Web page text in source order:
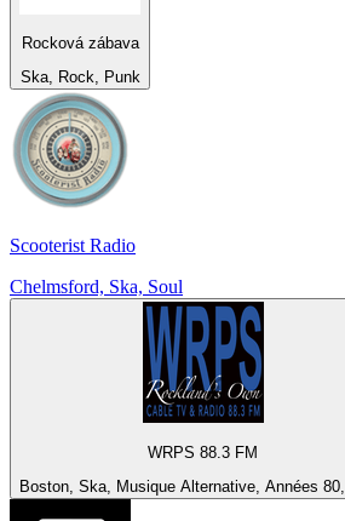
Rocková zábava
Ska, Rock, Punk
Scooterist Radio
Chelmsford, Ska, Soul
WRPS 88.3 FM
Boston, Ska, Musique Alternative, Années